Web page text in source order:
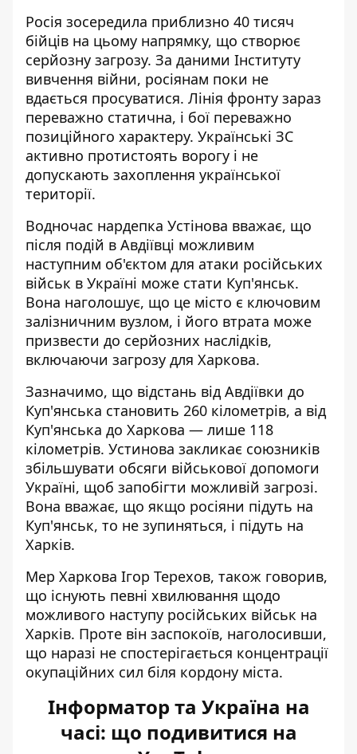
Росія зосередила приблизно 40 тисяч
бійців на цьому напрямку, що створює
серйозну загрозу. За даними Інституту
вивчення війни, росіянам поки не
вдається просуватися. Лінія фронту зараз
переважно статична, і бої переважно
позиційного характеру. Українські ЗС
активно протистоять ворогу і не
допускають захоплення української
території.
Водночас нардепка Устінова вважає, що
після подій в Авдіївці можливим
наступним об'єктом для атаки російських
військ в Україні може стати Куп'янськ.
Вона наголошує, що це місто є ключовим
залізничним вузлом, і його втрата може
призвести до серйозних наслідків,
включаючи загрозу для Харкова.
Зазначимо, що відстань від Авдіївки до
Куп'янська становить 260 кілометрів, а від
Куп'янська до Харкова — лише 118
кілометрів. Устинова закликає союзників
збільшувати обсяги військової допомоги
Україні, щоб запобігти можливій загрозі.
Вона вважає, що якщо росіяни підуть на
Куп'янськ, то не зупиняться, і підуть на
Харків.
Мер Харкова Ігор Терехов, також говорив,
що існують певні хвилювання щодо
можливого наступу російських військ на
Харків. Проте він заспокоїв, наголосивши,
що наразі не спостерігається концентрації
окупаційних сил біля кордону міста.
Інформатор та Україна на
часі: що подивитися на